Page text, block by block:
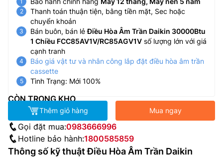
Thanh toán thuận tiện, bằng tiền mặt, Sec hoặc
chuyển khoản
Bán buôn, bán lẻĐiều Hòa Âm Trần Daikin 30000Btu
1 Chiều FCC85AV1V/RC85AGV1V số lượng lớn với giá
cạnh tranh
Báo giá vật tư và nhân công lắp đặt điều hòa âm trần
cassette
Tình Trạng: Mới 100%
CÒN TRONG KHO
Thêm giỏ hàng Mua ngay
Gọi đặt mua:0983666996
Hotline bảo hành:1800585859
Thông số kỹ thuật Điều Hòa Âm Trần Daikin